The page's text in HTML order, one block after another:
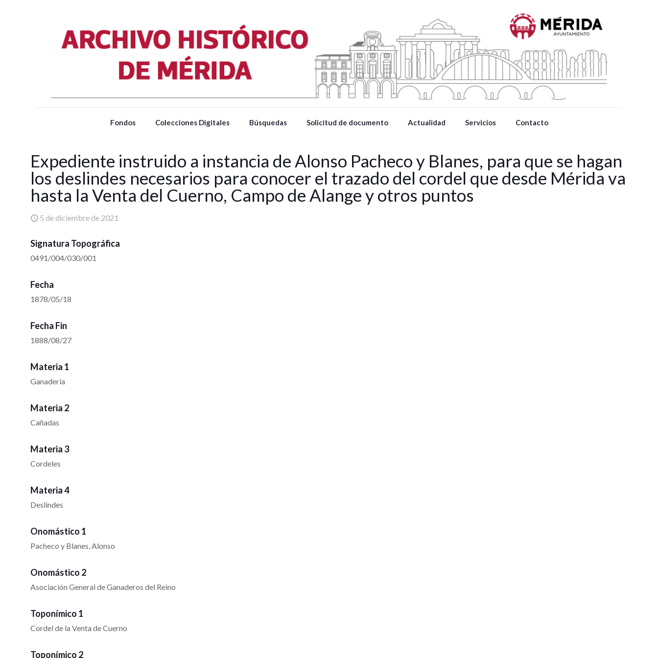
Fondos Colecciones Digitales Búsquedas Solicitud de documento Actualidad Servicios Contacto
Expediente instruido a instancia de Alonso Pacheco y Blanes, para que se hagan
los deslindes necesarios para conocer el trazado del cordel que desde Mérida va
hasta la Venta del Cuerno, Campo de Alange y otros puntos
5 de diciembre de 2021
Signatura Topográfica
0491/004/030/001
Fecha
1878/05/18
Fecha Fin
1888/08/27
Materia 1
Ganadería
Materia 2
Cañadas
Materia 3
Cordeles
Materia 4
Deslindes
Onomástico 1
Pacheco y Blanes, Alonso
Onomástico 2
Asociación General de Ganaderos del Reino
Toponímico 1
Cordel de la Venta de Cuerno
Toponímico 2